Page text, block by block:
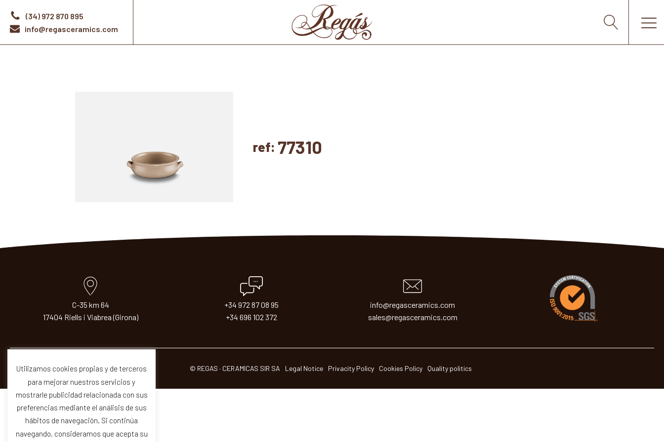
(34) 972 870 895
info@regasceramics.com
ref: 77310
C-35 km 64
17404 Riells i Viabrea (Girona)
+34 972 87 08 95
+34 696 102 372
info@regasceramics.com
sales@regasceramics.com
© REGAS · CERAMICAS SIR SA Legal Notice Privacity Policy Cookies Policy Quality politics
Utilizamos cookies propias y de terceros
para mejorar nuestros servicios y
mostrarle publicidad relacionada con sus
preferencias mediante el análisis de sus
hábitos de navegación. Si continúa
navegando, consideramos que acepta su